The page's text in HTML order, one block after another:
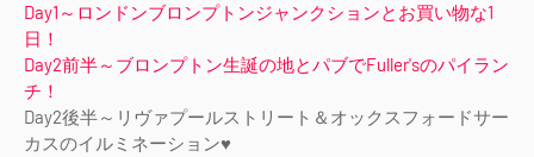
Day1～ロンドンブロンプトンジャンクションとお買い物な1
日！
Day2前半～ブロンプトン生誕の地とパブでFuller'sのパイラン
チ！
Day2後半～リヴァプールストリート＆オックスフォードサー
カスのイルミネーション♥